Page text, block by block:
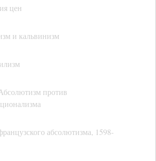
цен
и кальвинизм
против
абсолютизма, 1598-